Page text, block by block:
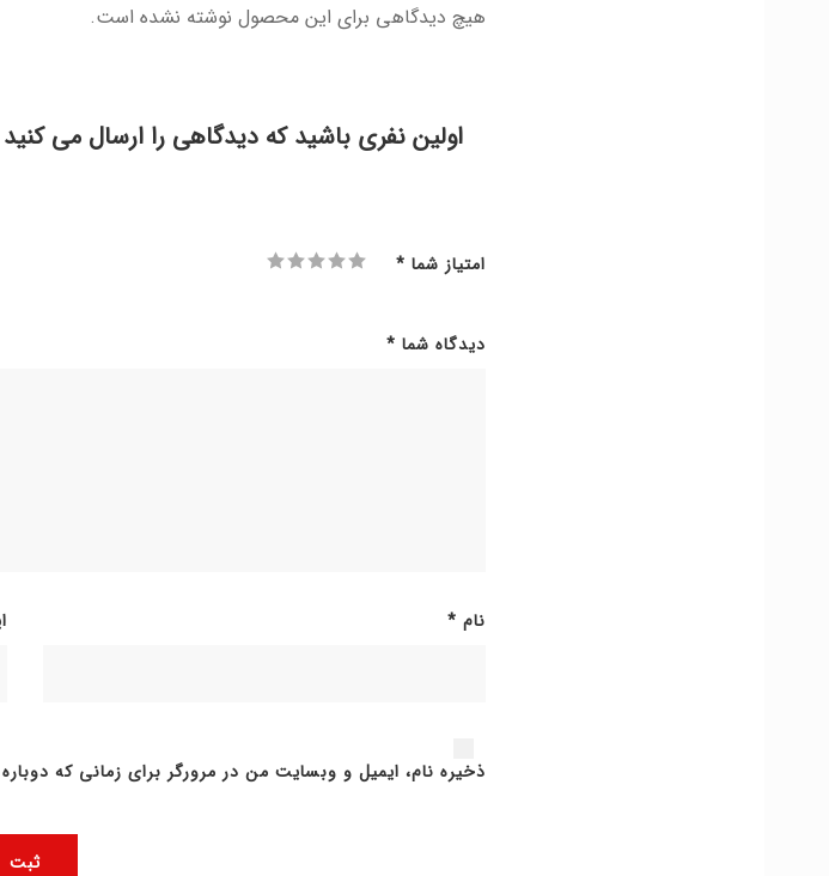
هیچ دیدگاهی برای این محصول نوشته نشده است.
اولین نفری باشید که دیدگاهی را ارسال می
امتیاز شما *
دیدگاه شما *
نام *
ذخیره نام، ایمیل و وبسایت من در مرورگر برای زمانی که